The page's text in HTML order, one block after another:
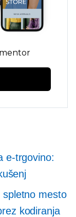
e-trgovino:
spletno mesto
kodiranja